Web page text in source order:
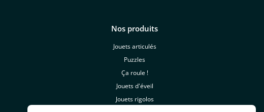
Nos produits
Jouets articulés
Puzzles
Ça roule !
Jouets d'éveil
Jouets rigolos